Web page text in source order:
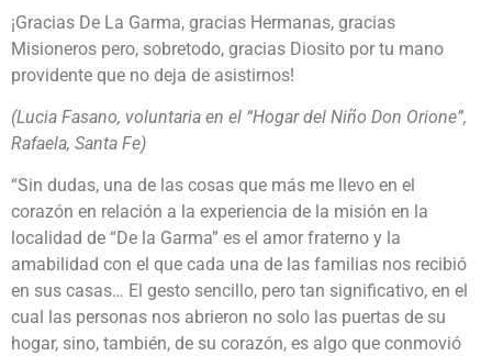
¡Gracias De La Garma, gracias Hermanas, gracias
Misioneros pero, sobretodo, gracias Diosito por tu mano
providente que no deja de asistirnos!
(Lucia Fasano, voluntaria en el “Hogar del Niño Don Orione”,
Rafaela, Santa Fe)
“Sin dudas, una de las cosas que más me llevo en el
corazón en relación a la experiencia de la misión en la
localidad de “De la Garma” es el amor fraterno y la
amabilidad con el que cada una de las familias nos recibió
en sus casas… El gesto sencillo, pero tan significativo, en el
cual las personas nos abrieron no solo las puertas de su
hogar, sino, también, de su corazón, es algo que conmovió